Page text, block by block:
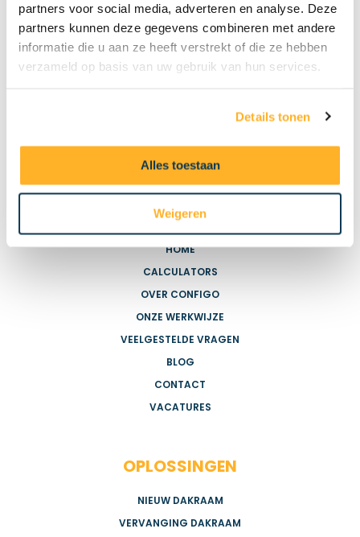
partners voor social media, adverteren en analyse. Deze
partners kunnen deze gegevens combineren met andere
informatie die u aan ze heeft verstrekt of die ze hebben
verzameld op basis van uw gebruik van hun services.
Details tonen
Alles toestaan
Weigeren
HANDIGE LINKS
HOME
CALCULATORS
OVER CONFIGO
ONZE WERKWIJZE
VEELGESTELDE VRAGEN
BLOG
CONTACT
VACATURES
OPLOSSINGEN
NIEUW DAKRAAM
VERVANGING DAKRAAM